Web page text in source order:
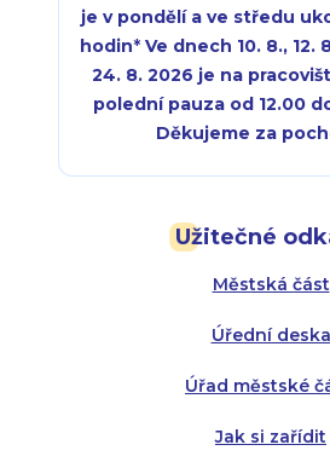
Užitečné
Městská část
Úřední deska
Úřad městské
Jak si zařídit
je v pondělí a ve středu
hodin* Ve dnech 10. 8., 12.
24. 8. 2026 je na
polední pauza od 12.00
Děkujeme za
Úterý:
Středa:
Čtvrtek:
Pátek:
Úterý:
Středa:
Čtvrtek: